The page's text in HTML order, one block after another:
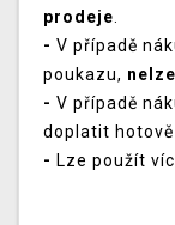
prodeje.
- V případě
poukazu,
- V případě
doplatit
- Lze použít